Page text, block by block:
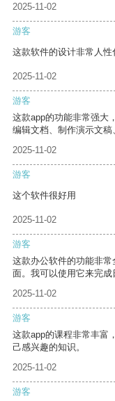
2025-11-02
游客
这款软件的设计非常人性
2025-11-02
游客
这款app的功能非常强大
编辑文档、制作演示文稿
2025-11-02
游客
这个软件很好用
2025-11-02
游客
这款办公软件的功能非
面。我可以使用它来完成
2025-11-02
游客
这款app的课程非常丰富
己感兴趣的知识。
2025-11-02
游客